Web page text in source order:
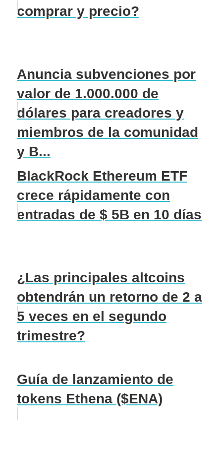
comprar y precio?
Anuncia subvenciones por
valor de 1.000.000 de
dólares para creadores y
miembros de la comunidad
y B...
BlackRock Ethereum ETF
crece rápidamente con
entradas de $ 5B en 10 días
¿Las principales altcoins
obtendrán un retorno de 2 a
5 veces en el segundo
trimestre?
Guía de lanzamiento de
tokens Ethena ($ENA)